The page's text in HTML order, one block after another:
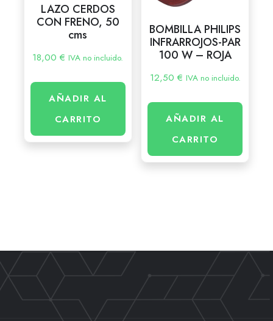
LAZO CERDOS
CON FRENO, 50
cms
18,00€ IVA no incluido.
AÑADIR AL
CARRITO
BOMBILLA PHILIPS
INFRARROJOS-PAR
100 W – ROJA
12,50 € IVA no incluido.
AÑADIR AL
CARRITO